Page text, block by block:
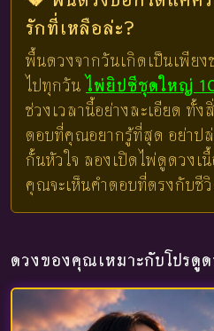
รักที่เหลือล่ะ?
พื้นดวงจากวันเกิดเป็นเพีย
ไปทุกวัน ไพ่ยิปซีชุดใหญ่
ช่วงเวลานี้อย่างละเอียด ทั้
ตอบที่คุณอยากรู้ที่สุด อย่าป
กั้นหัวใจ ลองเปิดไพ่ดูดวงเ
คุณจะเห็นคำตอบที่ตรงกับชี
ดวงของคุณเหมาะกับโปรดู